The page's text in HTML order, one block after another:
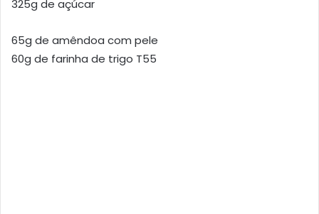
325g de açúcar
65g de amêndoa com pele
60g de farinha de trigo T55